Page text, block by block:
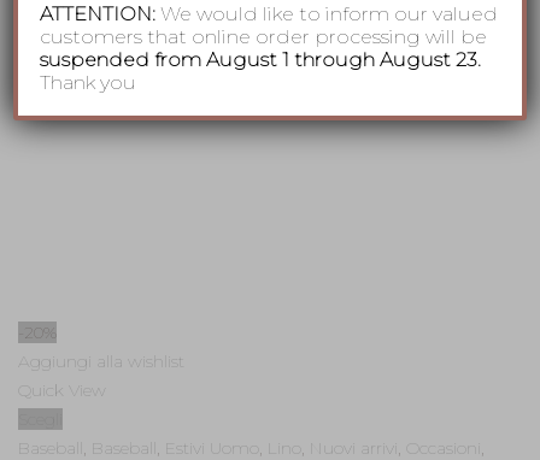
-20%
Aggiungi alla wishlist
Quick View
Baseball , Baseball , Estivi Uomo , Lino , Nuovi arrivi , Occasioni ,
ATTENTION: We would like to inform our valued
customers that online order processing will be
suspended from August 1 through August 23.
Thank you